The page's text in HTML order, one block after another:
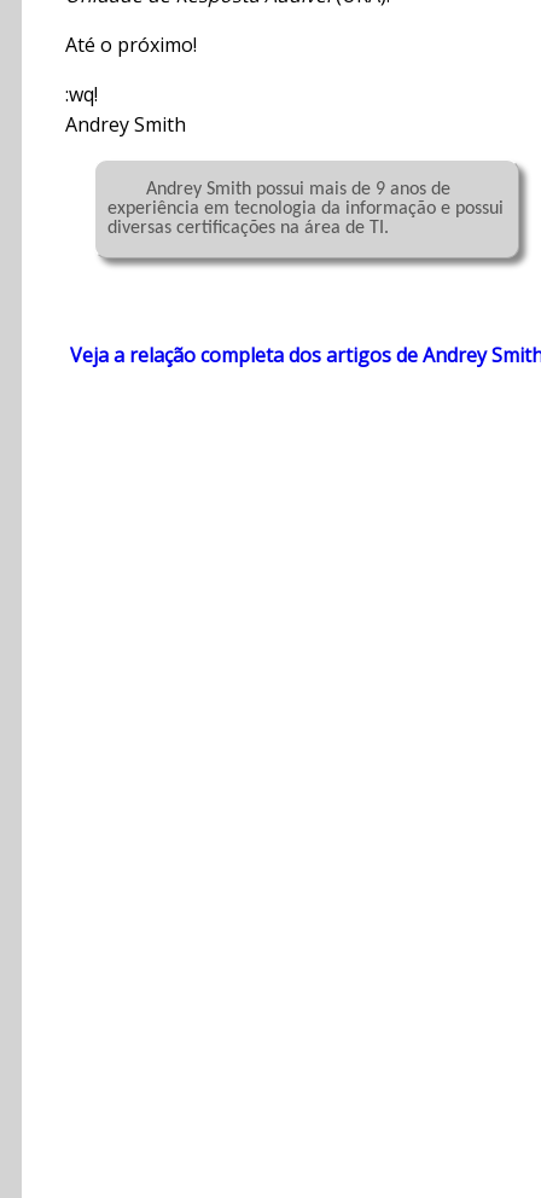
Até o próximo!
:wq!
Andrey Smith
experiência em tecnologia da informação e possui
diversas certificações na área de TI.
Veja a relação completa dos artigos de Andrey